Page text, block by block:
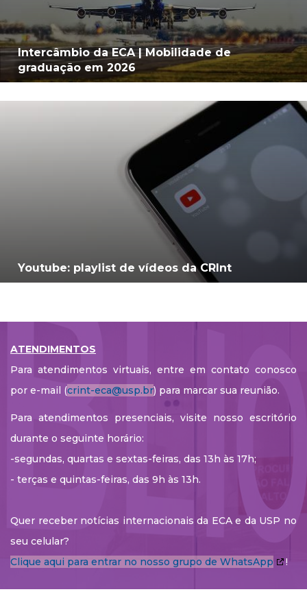
Intercâmbio da ECA | Mobilidade de
graduação em 2026
Youtube: playlist de vídeos da CRInt
ATENDIMENTOS
Para atendimentos virtuais, entre em contato conosco
por e-mail (crint-eca@usp.br) para marcar sua reunião.
Para atendimentos presenciais, visite nosso escritório
durante o seguinte horário:
-segundas, quartas e sextas-feiras, das 13h às 17h;
- terças e quintas-feiras, das 9h às 13h.
Quer receber notícias internacionais da ECA e da USP no
seu celular?
Clique aqui para entrar no nosso grupo de WhatsApp
!